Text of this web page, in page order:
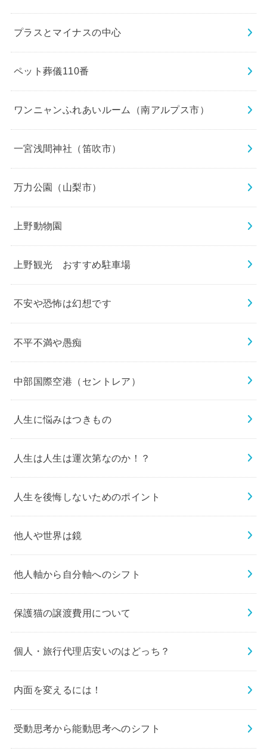
プラスとマイナスの中心
ペット葬儀110番
ワンニャンふれあいルーム（南アルプス市）
一宮浅間神社（笛吹市）
万力公園（山梨市）
上野動物園
上野観光 おすすめ駐車場
不安や恐怖は幻想です
不平不満や愚痴
中部国際空港（セントレア）
人生に悩みはつきもの
人生は人生は運次第なのか！？
人生を後悔しないためのポイント
他人や世界は鏡
他人軸から自分軸へのシフト
保護猫の譲渡費用について
個人・旅行代理店安いのはどっち？
内面を変えるには！
受動思考から能動思考へのシフト